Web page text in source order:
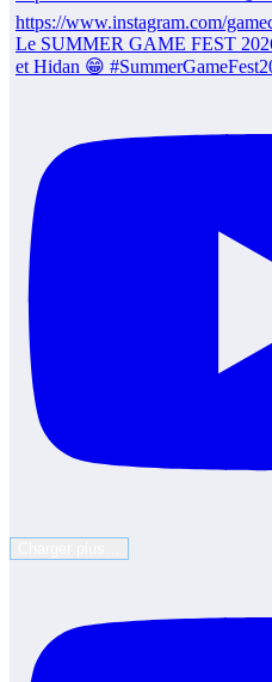
Le SUMMER GAME FEST
et Hidan 😁